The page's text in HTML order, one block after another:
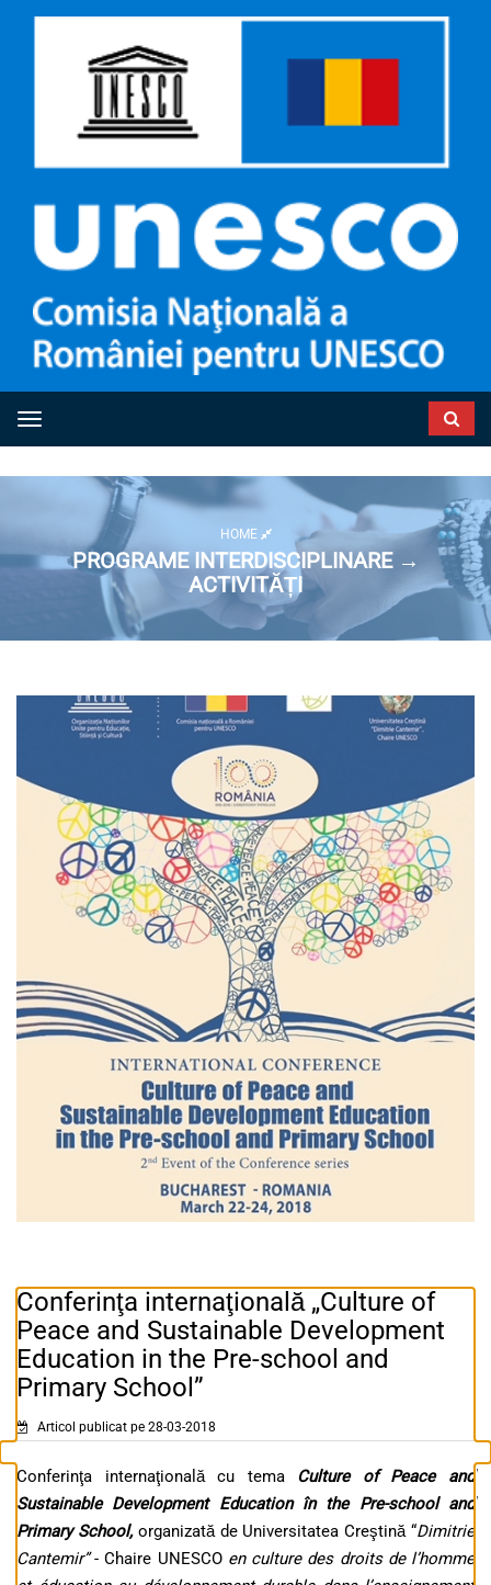
Toggle navigation
HOME
PROGRAME INTERDISCIPLINARE →
ACTIVITĂȚI
Conferinţa internaţională „Culture of
Peace and Sustainable Development
Education in the Pre-school and
Primary School”
Articol publicat pe 28-03-2018
Conferinţa internaţională cu tema Culture of Peace and
Sustainable Development Education în the Pre-school and
Primary School, organizată de Universitatea Creştină “Dimitrie
Cantemir”- Chaire UNESCO en culture des droits de l’homme